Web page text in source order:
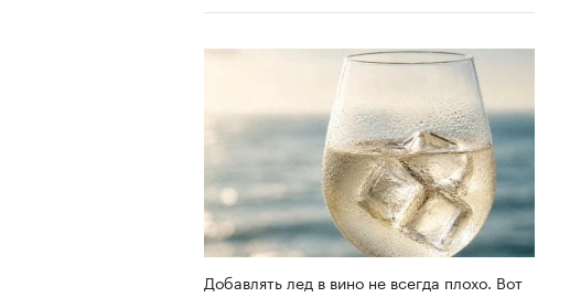
Добавлять лед в вино не всегда плохо. Вот